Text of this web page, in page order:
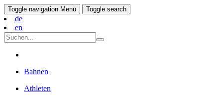
Toggle navigation Menü Toggle search
de
en
Bahnen
Athleten